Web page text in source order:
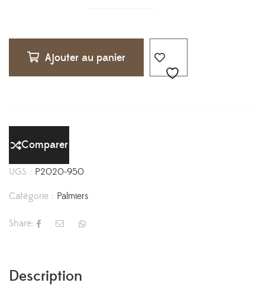
Ajouter au panier
Comparer
UGS : P2020-950
Catégorie : Palmiers
Share:
Description